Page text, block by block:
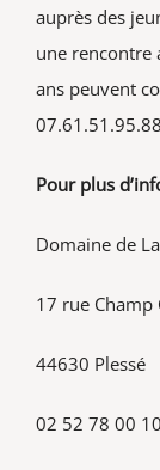
auprès des
une rencontre
ans peuvent
07.61.51.95.88
Pour plus
Domaine de
17 rue Champ
44630 Plessé
02 52 78 00 10